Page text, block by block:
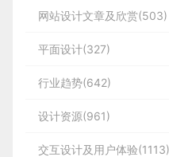
网站设计文章及欣赏(503)
平面设计(327)
行业趋势(642)
设计资源(961)
交互设计及用户体验(1113)